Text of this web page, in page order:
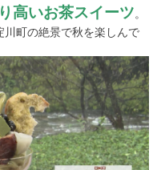
高いお茶スイーツ。
川町の絶景で秋を楽しんで